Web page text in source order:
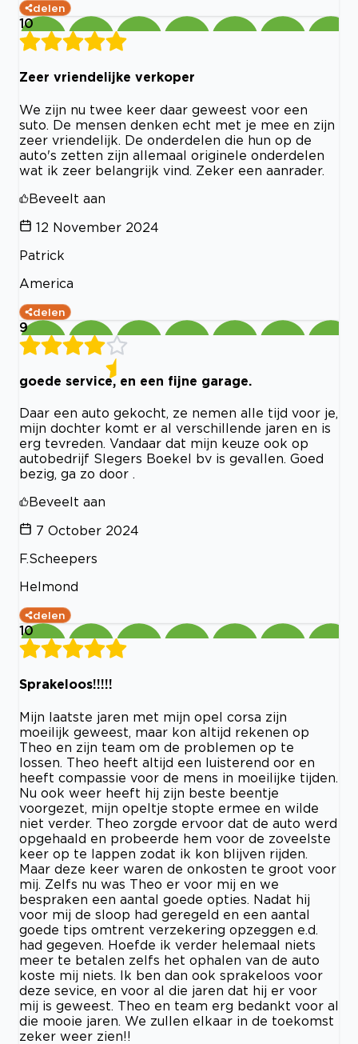
delen
10
Zeer vriendelijke verkoper
We zijn nu twee keer daar geweest voor een
suto. De mensen denken echt met je mee en zijn
zeer vriendelijk. De onderdelen die hun op de
auto's zetten zijn allemaal originele onderdelen
wat ik zeer belangrijk vind. Zeker een aanrader.
Beveelt aan
12 November 2024
Patrick
America
delen
9
goede service, en een fijne garage.
Daar een auto gekocht, ze nemen alle tijd voor je,
mijn dochter komt er al verschillende jaren en is
erg tevreden. Vandaar dat mijn keuze ook op
autobedrijf Slegers Boekel bv is gevallen. Goed
bezig, ga zo door .
Beveelt aan
7 October 2024
F.Scheepers
Helmond
delen
10
Sprakeloos!!!!!
Mijn laatste jaren met mijn opel corsa zijn
moeilijk geweest, maar kon altijd rekenen op
Theo en zijn team om de problemen op te
lossen. Theo heeft altijd een luisterend oor en
heeft compassie voor de mens in moeilijke tijden.
Nu ook weer heeft hij zijn beste beentje
voorgezet, mijn opeltje stopte ermee en wilde
niet verder. Theo zorgde ervoor dat de auto werd
opgehaald en probeerde hem voor de zoveelste
keer op te lappen zodat ik kon blijven rijden.
Maar deze keer waren de onkosten te groot voor
mij. Zelfs nu was Theo er voor mij en we
bespraken een aantal goede opties. Nadat hij
voor mij de sloop had geregeld en een aantal
goede tips omtrent verzekering opzeggen e.d.
had gegeven. Hoefde ik verder helemaal niets
meer te betalen zelfs het ophalen van de auto
koste mij niets. Ik ben dan ook sprakeloos voor
deze sevice, en voor al die jaren dat hij er voor
mij is geweest. Theo en team erg bedankt voor al
die mooie jaren. We zullen elkaar in de toekomst
zeker weer zien!!